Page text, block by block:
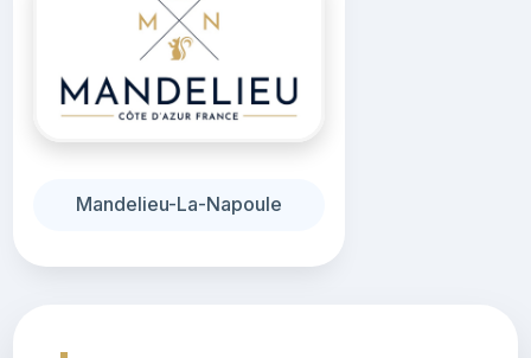
Mandelieu-La-Napoule